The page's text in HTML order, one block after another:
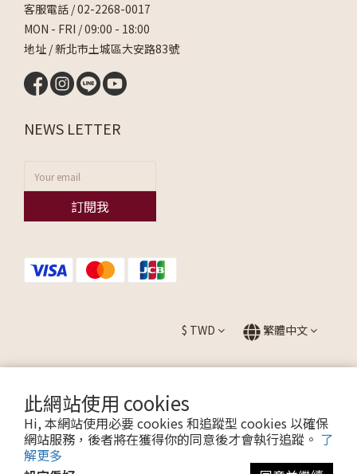
此網站使用 cookies
Hi, 本網站使用必要 cookies 和追蹤型 cookies 以確保
網站服務，後者將在獲得你的同意後才會執行追蹤。 了
解更多
客服電話 /02-2268-0017
MON - FRI / 09:00 - 18:00
地址 / 新北市土城區大安路83號
NEWS LETTER
訂閱我
$ TWD 繁體中文
提醒您，我們不會以電話或簡訊方式通知變更付款方式。
Copyright © 2026 ALLEZ. All Rights Reserved.